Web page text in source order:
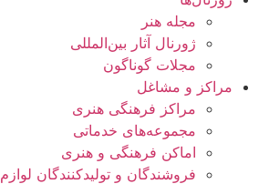
مجله هنر
ژورنال آثار بین‌المللی
مجلات گوناگون
مراکز و مشاغل
مراکز فرهنگی هنری
مجموعه‌های خدماتی
اماکن فرهنگی و هنری
فروشندگان و تولیدکنندگان لوازم